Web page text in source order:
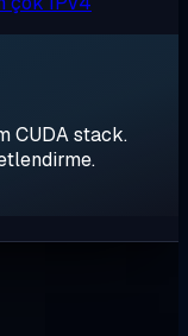
CUDA stack.